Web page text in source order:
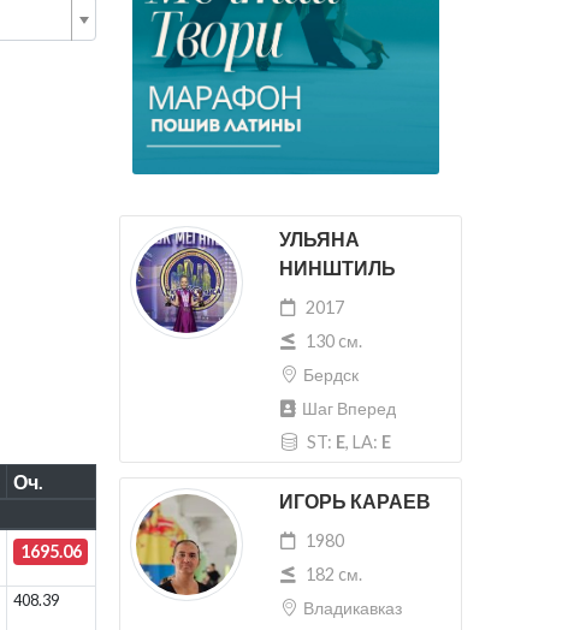
УЛЬЯНА
НИНШТИЛЬ
2017
130 cм.
Бердск
Шаг Вперед
ST: E, LA: E
ИГОРЬ КАРАЕВ
1980
182 cм.
Владикавказ
Оч.
1695.06
408.39